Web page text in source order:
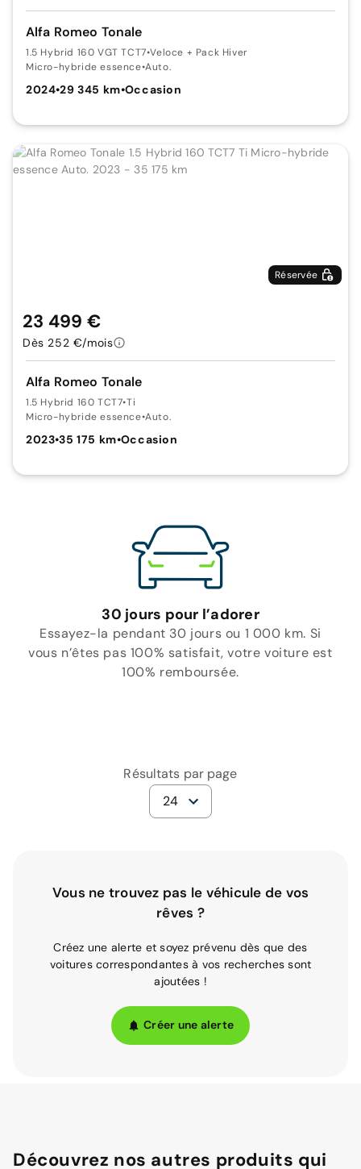
Alfa Romeo Tonale
1.5 Hybrid 160 VGT TCT7•Veloce + Pack Hiver
Micro-hybride essence•Auto.
2024•29 345 km•Occasion
Réservée
Alfa Romeo Tonale
1.5 Hybrid 160 TCT7•Ti
Micro-hybride essence•Auto.
2023•35 175 km•Occasion
23 499 €
Dès 252 €/mois
30 jours pour l’adorer
Essayez-la pendant 30 jours ou 1 000 km. Si
vous n’êtes pas 100% satisfait, votre voiture est
100% remboursée.
Résultats par page
24
Vous ne trouvez pas le véhicule de vos
rêves ?
Créez une alerte et soyez prévenu dès que des
voitures correspondantes à vos recherches sont
ajoutées !
Créer une alerte
Découvrez nos autres produits qui